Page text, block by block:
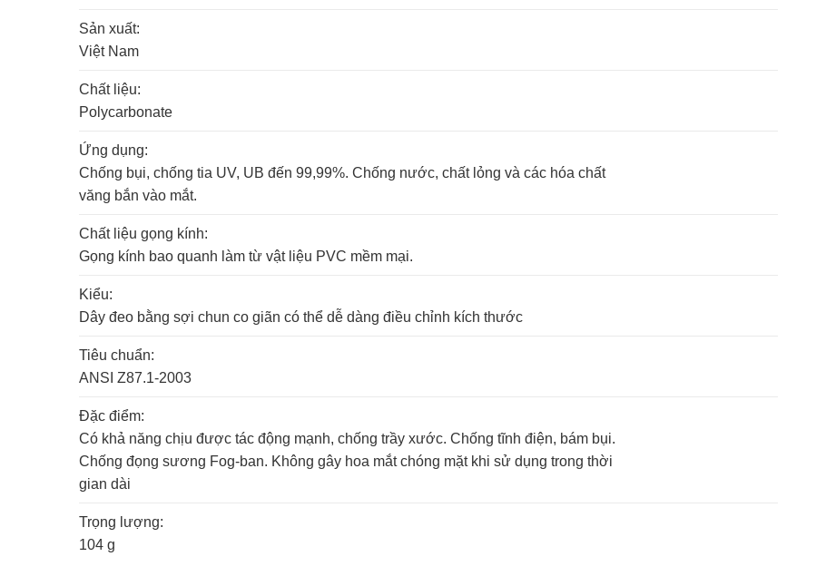
Sản xuất:
Việt Nam
Chất liệu:
Polycarbonate
Ứng dụng:
Chống bụi, chống tia UV, UB đến 99,99%. Chống nước, chất lỏng và các hóa chất
văng bắn vào mắt.
Chất liệu gọng kính:
Gọng kính bao quanh làm từ vật liệu PVC mềm mại.
Kiểu:
Dây đeo bằng sợi chun co giãn có thể dễ dàng điều chỉnh kích thước
Tiêu chuẩn:
ANSI Z87.1-2003
Đặc điểm:
Có khả năng chịu được tác động mạnh, chống trầy xước. Chống tĩnh điện, bám bụi.
Chống đọng sương Fog-ban. Không gây hoa mắt chóng mặt khi sử dụng trong thời
gian dài
Trọng lượng:
104 g